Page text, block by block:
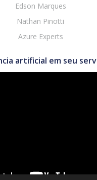
Edson Marques
Nathan Pinotti
Azure Experts
artificial em seu